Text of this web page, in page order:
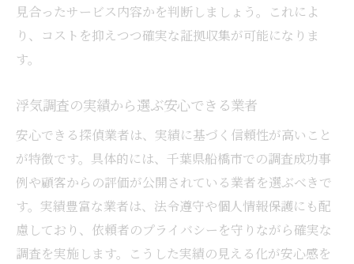
見合ったサービス内容かを判断しましょう。これによ
り、コストを抑えつつ確実な証拠収集が可能になりま
す。
浮気調査の実績から選ぶ安心できる業者
安心できる探偵業者は、実績に基づく信頼性が高いこと
が特徴です。具体的には、千葉県船橋市での調査成功事
例や顧客からの評価が公開されている業者を選ぶべきで
す。実績豊富な業者は、法令遵守や個人情報保護にも配
慮しており、依頼者のプライバシーを守りながら確実な
調査を実施します。こうした実績の見える化が安心感を